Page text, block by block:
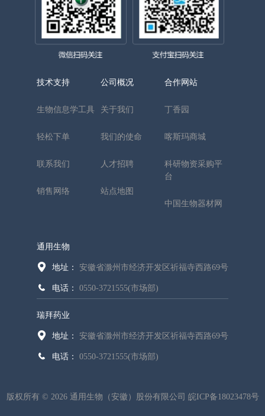
技术支持
生物信息学工具
轻松下单
联系我们
销售网络
公司概况
关于我们
我们的使命
人才招聘
站点地图
合作网站
丁香园
喀斯玛商城
科研物资采购平
台
中国生物器材网
通用生物
地址： 安徽省滁州市经济开发区祈福寺西路69号
电话： 0550-3721555(市场部)
瑞拜药业
地址： 安徽省滁州市经济开发区祈福寺西路69号
电话： 0550-3721555(市场部)
版权所有 © 2026 通用生物（安徽）股份有限公司 皖ICP备18023478号